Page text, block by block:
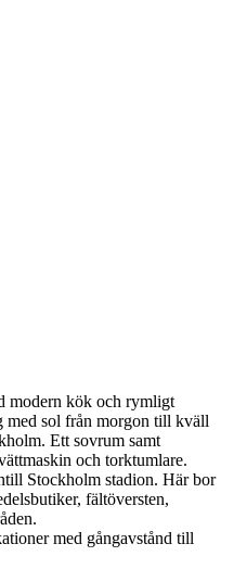
modern kök och rymligt
med sol från morgon till kväll
Ett sovrum samt
och torktumlare.
Stockholm stadion. Här bor
fältöversten,
med gångavstånd till